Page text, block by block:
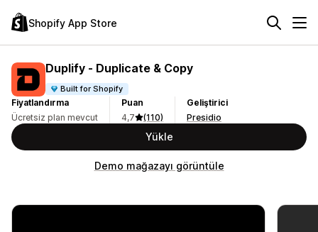
Shopify App Store
Duplify ‑ Duplicate & Copy
Built for Shopify
Fiyatlandırma
Ücretsiz plan mevcut
Puan
4,7
(110)
Geliştirici
Presidio
Yükle
Demo mağazayı görüntüle